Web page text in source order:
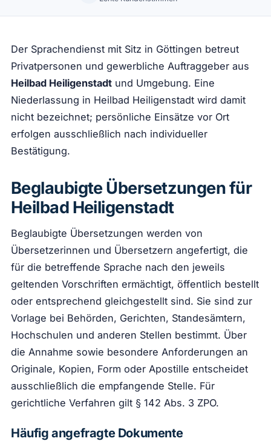
Der Sprachendienst mit Sitz in Göttingen betreut
Privatpersonen und gewerbliche Auftraggeber aus
Heilbad Heiligenstadtund Umgebung. Eine
Niederlassung in Heilbad Heiligenstadt wird damit
nicht bezeichnet; persönliche Einsätze vor Ort
erfolgen ausschließlich nach individueller
Bestätigung.
Beglaubigte Übersetzungen für
Heilbad Heiligenstadt
Beglaubigte Übersetzungen werden von
Übersetzerinnen und Übersetzern angefertigt, die
für die betreffende Sprache nach den jeweils
geltenden Vorschriften ermächtigt, öffentlich bestellt
oder entsprechend gleichgestellt sind. Sie sind zur
Vorlage bei Behörden, Gerichten, Standesämtern,
Hochschulen und anderen Stellen bestimmt. Über
die Annahme sowie besondere Anforderungen an
Originale, Kopien, Form oder Apostille entscheidet
ausschließlich die empfangende Stelle. Für
gerichtliche Verfahren gilt § 142 Abs. 3 ZPO.
Häufig angefragte Dokumente